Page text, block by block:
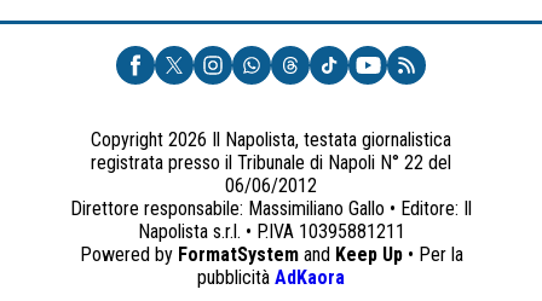
UNA
NUOVA
SCHEDA)
Copyright 2026 Il Napolista, testata giornalistica
registrata presso il Tribunale di Napoli N° 22 del
06/06/2012
Direttore responsabile: Massimiliano Gallo • Editore: Il
Napolista s.r.l. • P.IVA 10395881211
Powered by FormatSystemand Keep Up• Per la
pubblicità AdKaora